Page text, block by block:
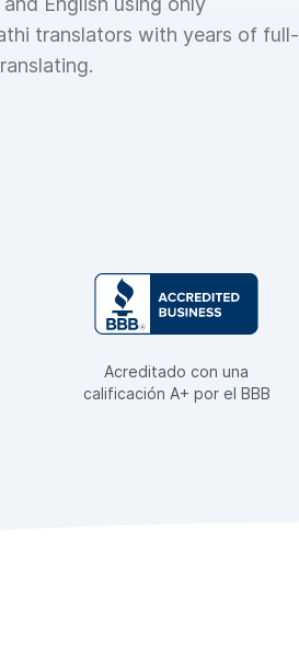
translators with years of full-
Acreditado con una
calificación A+ por el BBB